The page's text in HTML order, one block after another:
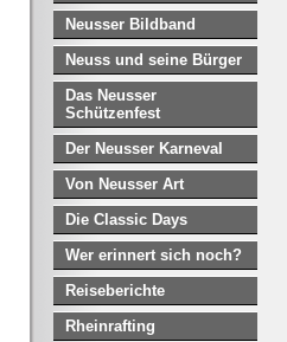
Neusser Bildband
Neuss und seine Bürger
Das Neusser
Schützenfest
Der Neusser Karneval
Von Neusser Art
Die Classic Days
Wer erinnert sich noch?
Reiseberichte
Rheinrafting